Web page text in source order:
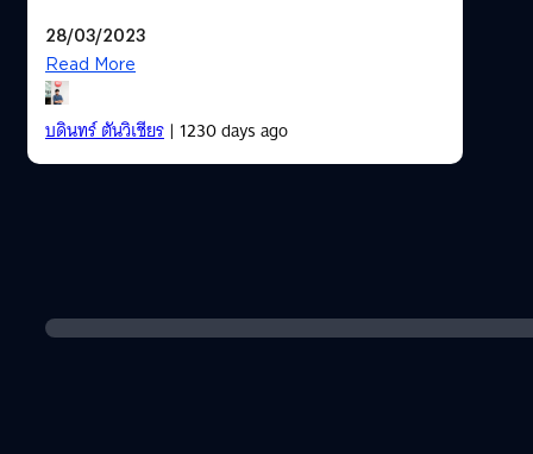
28/03/2023
Read More
บดินทร์ ตันวิเชียร| 1230 days ago